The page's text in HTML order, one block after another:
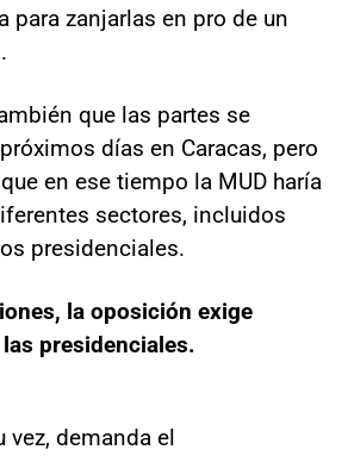
para zanjarlas en pro de un
que las partes se
días en Caracas, pero
en ese tiempo la MUD haría
sectores, incluidos
presidenciales.
la oposición exige
presidenciales.
vez, demanda el